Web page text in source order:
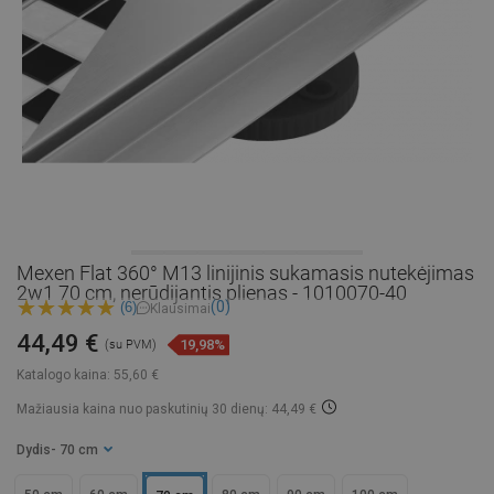
Mexen Flat 360° M13 linijinis sukamasis nutekėjimas
2w1 70 cm, nerūdijantis plienas - 1010070-40
(6) Klausimai(0)
Katalogo kaina: 55,60 €
44,49 € (su PVM) 19,98%
Mažiausia kaina nuo paskutinių 30 dienų: 44,49 €
Dydis - 70 cm